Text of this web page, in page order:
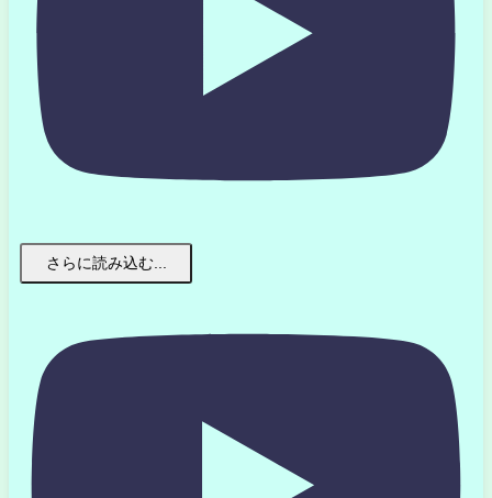
さらに読み込む...